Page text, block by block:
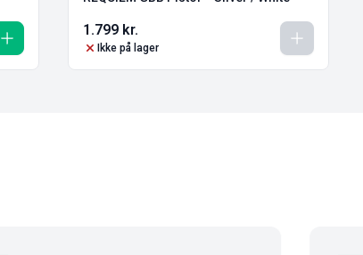
1.799 kr.
Ikke på lager